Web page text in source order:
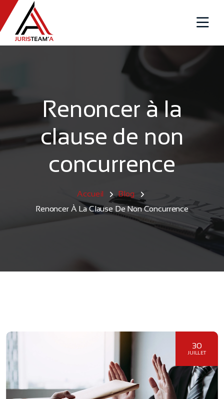
Renoncer à la
clause de non
concurrence
Accueil
Blog
Renoncer À La Clause De Non Concurrence
30
JUILLET
Panneau de gestion des cookies